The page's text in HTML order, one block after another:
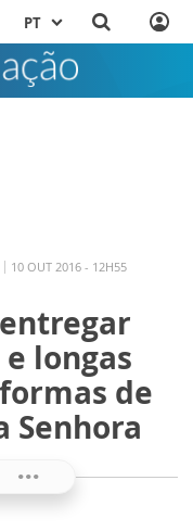
PT
10 OUT 2016 - 12H55
longas
de
Senhora